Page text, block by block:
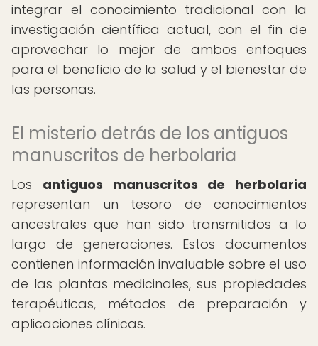
integrar el conocimiento tradicional con la
investigación científica actual, con el fin de
aprovechar lo mejor de ambos enfoques
para el beneficio de la salud y el bienestar de
las personas.
El misterio detrás de los antiguos
manuscritos de herbolaria
Los antiguos manuscritos de herbolaria
representan un tesoro de conocimientos
ancestrales que han sido transmitidos a lo
largo de generaciones. Estos documentos
contienen información invaluable sobre el uso
de las plantas medicinales, sus propiedades
terapéuticas, métodos de preparación y
aplicaciones clínicas.